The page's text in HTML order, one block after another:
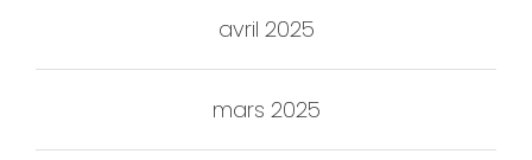
avril 2025
mars 2025